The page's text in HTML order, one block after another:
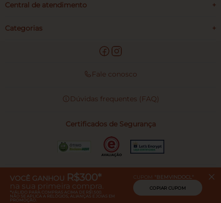
VOCÊ GANHOU R$300*
na sua primeira compra.
*VÁLIDO PARA COMPRAS ACIMA DE R$1.500.
NÃO SE APLICA A RELÓGIOS, ALIANÇAS E JOIAS EM
PROMOÇÃO.
CUPOM " BEMVINDOCL"
COPIAR CUPOM
Central de atendimento +
Categorias +
Fale conosco
Dúvidas frequentes (FAQ)
Certificados de Segurança
Pague com